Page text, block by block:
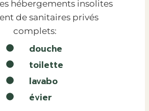
hébergements insolites
de sanitaires privés
complets:
douche
toilette
lavabo
évier